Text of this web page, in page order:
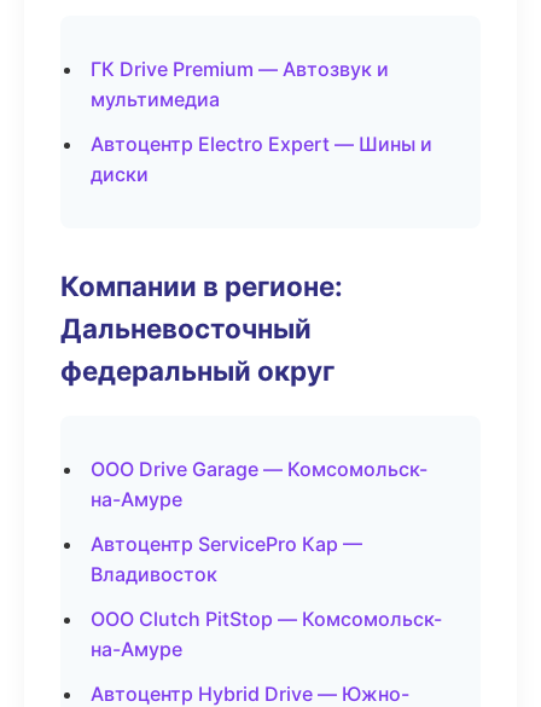
ГК Drive Premium — Автозвук и
мультимедиа
Автоцентр Electro Expert — Шины и
диски
Компании в регионе:
Дальневосточный
федеральный округ
ООО Drive Garage — Комсомольск-
на-Амуре
Автоцентр ServicePro Кар —
Владивосток
ООО Clutch PitStop — Комсомольск-
на-Амуре
Автоцентр Hybrid Drive — Южно-